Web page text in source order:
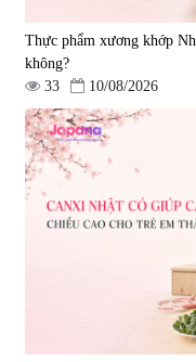
Thực phẩm xương khớp
không?
33
10/08/2026